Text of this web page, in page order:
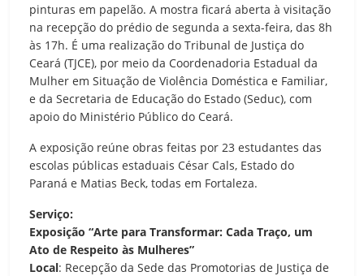
pinturas em papelão. A mostra ficará aberta à visitação
na recepção do prédio de segunda a sexta-feira, das 8h
às 17h. É uma realização do Tribunal de Justiça do
Ceará (TJCE), por meio da Coordenadoria Estadual da
Mulher em Situação de Violência Doméstica e Familiar,
e da Secretaria de Educação do Estado (Seduc), com
apoio do Ministério Público do Ceará.
A exposição reúne obras feitas por 23 estudantes das
escolas públicas estaduais César Cals, Estado do
Paraná e Matias Beck, todas em Fortaleza.
Serviço:
Exposição “Arte para Transformar: Cada Traço, um
Ato de Respeito às Mulheres”
Local: Recepção da Sede das Promotorias de Justiça de